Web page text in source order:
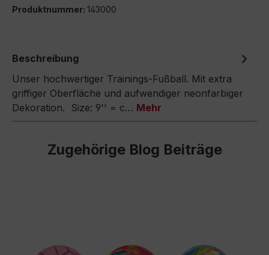
Produktnummer: 143000
Beschreibung
Unser hochwertiger Trainings-Fußball. Mit extra
griffiger Oberfläche und aufwendiger neonfarbiger
Dekoration. Size: 9'' = c… Mehr
Zugehörige Blog Beiträge